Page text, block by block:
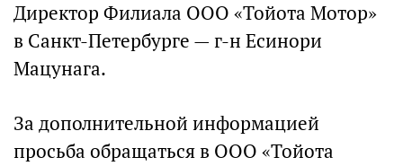
Директор Филиала ООО «Тойота Мотор»
в Санкт-Петербурге — г-н Есинори
Мацунага.
За дополнительной информацией
просьба обращаться в ООО «Тойота